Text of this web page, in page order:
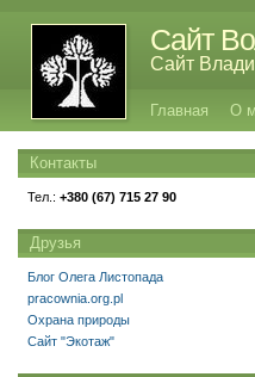
Сайт
Сайт
Главная О
Контакты
Тел.: +380 (67) 715 27 90
Друзья
Блог Олега Листопада
pracownia.org.pl
Охрана природы
Сайт "Экотаж"